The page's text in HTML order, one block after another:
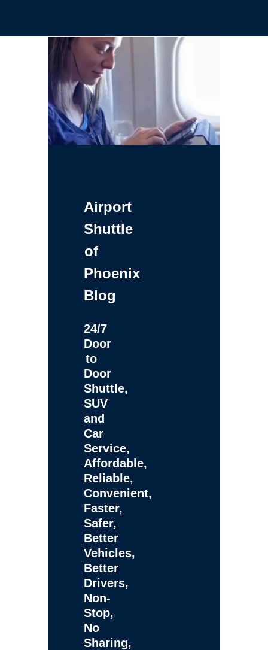
Airport
Shuttle
of
Phoenix
Blog
24/7
Door
to
Door
Shuttle,
SUV
and
Car
Service,
Affordable,
Reliable,
Convenient,
Faster,
Safer,
Better
Vehicles,
Better
Drivers,
Non-
Stop,
No
Sharing,